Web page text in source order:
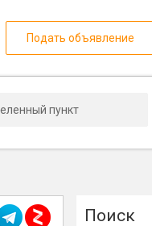
Подать объявление
Поиск